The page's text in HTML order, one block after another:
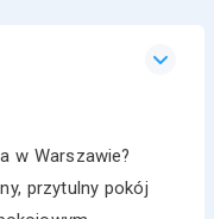
w Warszawie?
przytulny pokój